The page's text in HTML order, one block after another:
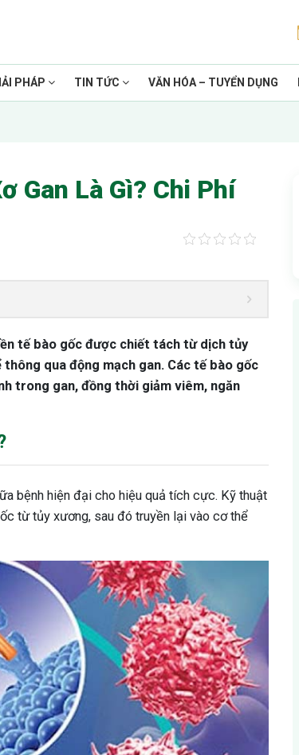
PHÁP TIN TỨC VĂN HÓA – TUYỂN DỤNG
Gan Là Gì? Chi Phí
tế bào gốc được chiết tách từ dịch tủy
qua động mạch gan. Các tế bào gốc
trong gan, đồng thời giảm viêm, ngăn
bệnh hiện đại cho hiệu quả tích cực. Kỹ thuật
từ tủy xương, sau đó truyền lại vào cơ thể